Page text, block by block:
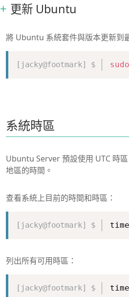
更新 Ubuntu
將 Ubuntu 系統套件與版本更新到
sudo
系統時區
Ubuntu Server 預設使用 UTC 時
地區的時間。
查看系統上目前的時間和時區：
列出所有可用時區：